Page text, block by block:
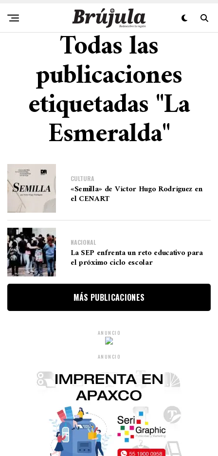
Todas las
publicaciones
etiquetadas "La
Esmeralda"
CULTURA
«Semilla» de Víctor Hugo Rodríguez en
el CENART
NACIONAL
La SEP enfrenta un reto educativo para
el próximo ciclo escolar
MÁS PUBLICACIONES
ANUNCIO
ANUNCIO